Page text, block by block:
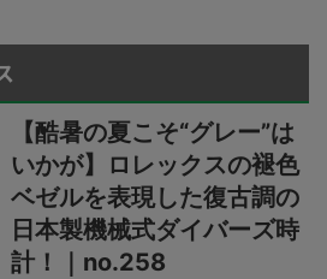
【酷暑の夏こそ“グレー”は
いかが】ロレックスの褪色
ベゼルを表現した復古調の
日本製機械式ダイバーズ時
計！｜no.258